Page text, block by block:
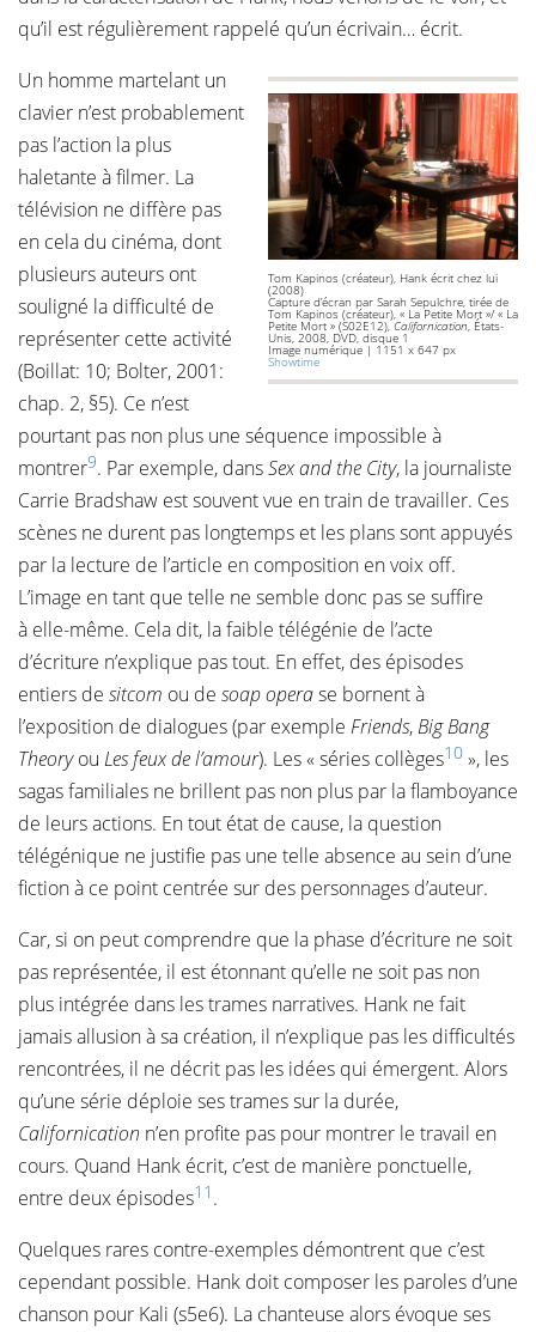
qu’il est régulièrement rappelé qu’un écrivain… écrit.
Tom Kapinos (créateur), Hank écrit chez lui
(2008)
Capture d’écran par Sarah Sepulchre, tirée de
Tom Kapinos (créateur), « La Petite Mort »/ « La
Petite Mort » (S02E12),Californication, États-
Unis, 2008, DVD, disque 1
Image numérique | 1151 x 647 px
Showtime
Un homme martelant un
clavier n’est probablement
pas l’action la plus
haletante à filmer. La
télévision ne diffère pas
en cela du cinéma, dont
plusieurs auteurs ont
souligné la difficulté de
représenter cette activité
(Boillat: 10; Bolter, 2001:
chap. 2, §5). Ce n’est
pourtant pas non plus une séquence impossible à
montrer9. Par exemple, dansSex and the City, la journaliste
Carrie Bradshaw est souvent vue en train de travailler. Ces
scènes ne durent pas longtemps et les plans sont appuyés
par la lecture de l’article en composition en voix off.
L’image en tant que telle ne semble donc pas se suffire
à elle-même. Cela dit, la faible télégénie de l’acte
d’écriture n’explique pas tout. En effet, des épisodes
entiers de sitcom ou de soap operase bornent à
l’exposition de dialogues (par exemple Friends,Big Bang
Theoryou Les feux de l’amour). Les « séries collèges10 », les
sagas familiales ne brillent pas non plus par la flamboyance
de leurs actions. En tout état de cause, la question
télégénique ne justifie pas une telle absence au sein d’une
fiction à ce point centrée sur des personnages d’auteur.
Car, si on peut comprendre que la phase d’écriture ne soit
pas représentée, il est étonnant qu’elle ne soit pas non
plus intégrée dans les trames narratives. Hank ne fait
jamais allusion à sa création, il n’explique pas les difficultés
rencontrées, il ne décrit pas les idées qui émergent. Alors
qu’une série déploie ses trames sur la durée,
Californication n’en profite pas pour montrer le travail en
cours. Quand Hank écrit, c’est de manière ponctuelle,
entre deux épisodes11 .
Quelques rares contre-exemples démontrent que c’est
cependant possible. Hank doit composer les paroles d’une
chanson pour Kali (s5e6). La chanteuse alors évoque ses